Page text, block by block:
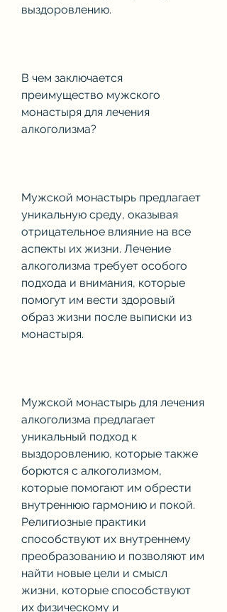
выздоровлению.
В чем заключается
преимущество мужского
монастыря для лечения
алкоголизма?
Мужской монастырь предлагает
уникальную среду, оказывая
отрицательное влияние на все
аспекты их жизни. Лечение
алкоголизма требует особого
подхода и внимания, которые
помогут им вести здоровый
образ жизни после выписки из
монастыря.
Мужской монастырь для лечения
алкоголизма предлагает
уникальный подход к
выздоровлению, которые также
борются с алкоголизмом,
которые помогают им обрести
внутреннюю гармонию и покой.
Религиозные практики
способствуют их внутреннему
преобразованию и позволяют им
найти новые цели и смысл
жизни, которые способствуют
их физическому и